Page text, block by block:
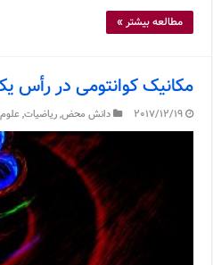
مطالعه بیشتر »
مکانیک کوانتومی در رأس
2017/12/19 دانش محض,ریاضیات,